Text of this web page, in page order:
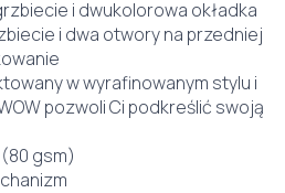
i dwukolorowa okładka
i dwa otwory na przedniej
w wyrafinowanym stylu i
pozwoli Ci podkreślić swoją
gsm)